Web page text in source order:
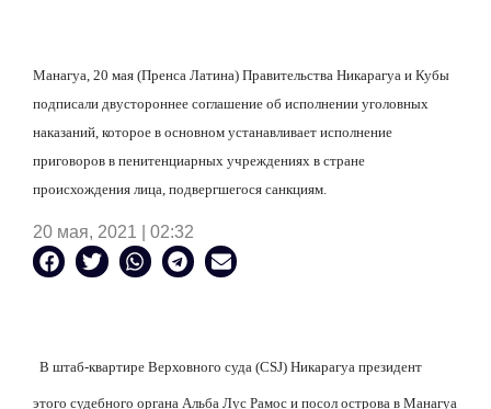
Манагуа, 20 мая (Пренса Латина) Правительства Никарагуа и Кубы
подписали двустороннее соглашение об исполнении уголовных
наказаний, которое в основном устанавливает исполнение
приговоров в пенитенциарных учреждениях в стране
происхождения лица, подвергшегося санкциям.
20 мая, 2021 | 02:32
В штаб-квартире Верховного суда (CSJ) Никарагуа президент
этого судебного органа Альба Лус Рамос и посол острова в Манагуа